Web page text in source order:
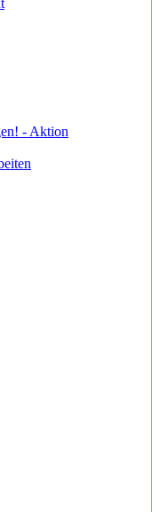
- Aktion